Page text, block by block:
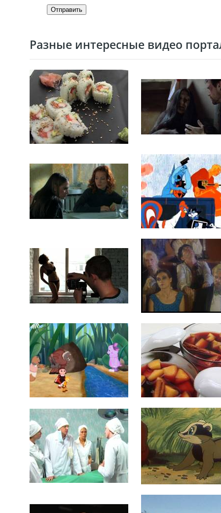
Отправить
Разные интересные видео